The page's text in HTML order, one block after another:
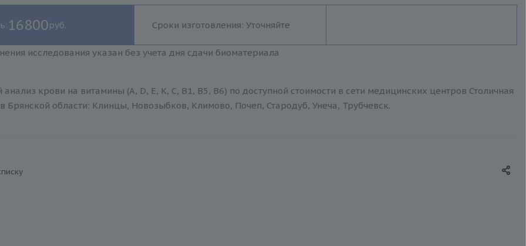
16800руб. Сроки изготовления: Уточняйте
исследования указан без учета дня сдачи биоматериала
крови на витамины (A, D, E, K, C, B1, B5, B6) по доступной стоимости в сети медицинских центров Столичная
Брянской области: Клинцы, Новозыбков, Климово, Почеп, Стародуб, Унеча, Трубчевск.